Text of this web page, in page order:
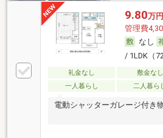
9.80万円
管理費
なし
/ 1LDK（
礼金なし 敷金なし
一人暮らし
二人暮ら
電動シャッターガレージ付き